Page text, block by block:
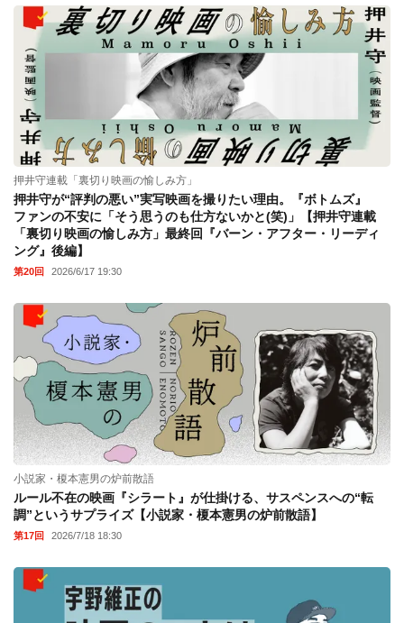
押井守連載「裏切り映画の愉しみ方」
押井守が“評判の悪い”実写映画を撮りたい理由。『ボトムズ』
ファンの不安に「そう思うのも仕方ないかと(笑)」【押井守連載
「裏切り映画の愉しみ方」最終回『バーン・アフター・リーディ
ング』後編】
第20回 2026/6/17 19:30
小説家・榎本憲男の炉前散語
ルール不在の映画『シラート』が仕掛ける、サスペンスへの“転
調”というサプライズ【小説家・榎本憲男の炉前散語】
第17回 2026/7/18 18:30